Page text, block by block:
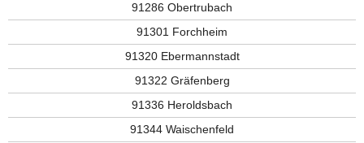
91286 Obertrubach
91301 Forchheim
91320 Ebermannstadt
91322 Gräfenberg
91336 Heroldsbach
91344 Waischenfeld